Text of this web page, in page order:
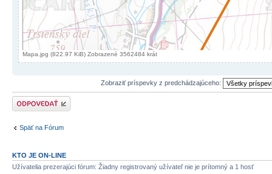
Mapa.jpg (822.97 KiB) Zobrazené 3562484 krát
Zobraziť príspevky z predchádzajúceho:
Odoslať odpoveď
Späť na Fórum
KTO JE ON-LINE
Užívatelia prezerajúci fórum: Žiadny registrovaný užívateľ nie je prítomný a 1 hosť